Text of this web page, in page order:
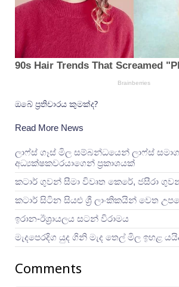
ඔබේ ප්‍රතිචාරය කුමක්ද?
Read More News
ලාෆ්ස් ගෑස් මිල සම්බන්ධයෙන් ලාෆ්ස්
අධ්‍යක්ෂකවරයාගෙන් ප්‍රකාශයක්
කටාර් ගුවන් සීමා විවෘත කෙරේ, ජසීරා
කටාර් සිටින සියළු ශ්‍රී ලාංකිකයින් වෙත
ඉරාන-ඊශ්‍රායලය සටන් විරාමය
මැදපෙරදිග යුද ගිනි මැද තෙල් මිල ඉහළ
Comments